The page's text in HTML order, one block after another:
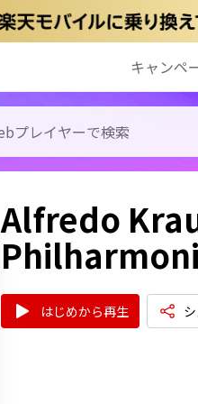
キャンペ
Alfredo
はじめから再生